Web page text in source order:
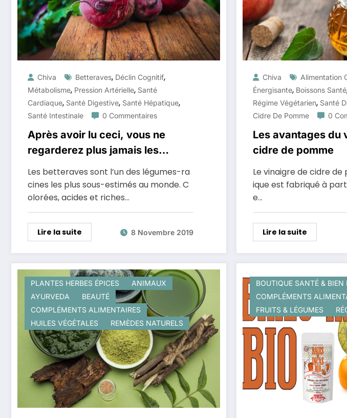
Chiva Betteraves, Déclin Cognitif,
Métabolisme, Pression Artérielle, Santé
Cardiaque, Santé Digestive, Santé Hépatique,
Santé Intestinale 0 Commentaires
Après avoir lu ceci, vous ne
regarderez plus jamais les
betteraves de la même manière
Les betteraves sont l’un des légumes-ra
cines les plus sous-estimés au monde. C
olorées, acides et riches…
Lire la suite 8 Novembre 2019
Chiva Alimentation
Énergisante, Boissons Santé
Régime Végétarien, Santé
Cidre De Pomme
0
Les avantages du
cidre de pomme
Le vinaigre de cidre
ique est fabriqué à
e…
Lire la suite
PLANTES HERBES ÉPICES
ANIMAUX
AYURVEDA
BEAUTÉ
COMPLÉMENTS ALIMENTAIRES
HUILES VÉGÉTALES
REMÈDES NATURELS
BOUTIQUE SANTÉ & BIEN
COMPLÉMENTS
FRUITS & LÉGUMES